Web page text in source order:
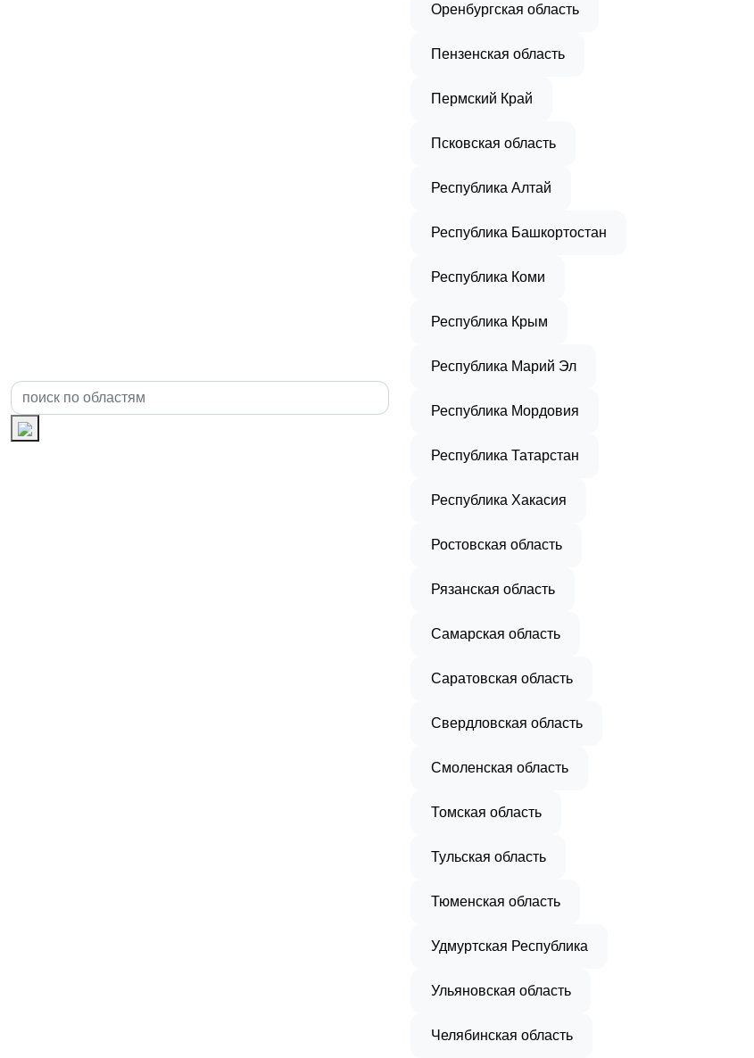
Оренбургская область
Пензенская область
Пермский Край
Псковская область
Республика Алтай
Республика Башкортостан
Республика Коми
Республика Крым
Республика Марий Эл
Республика Мордовия
Республика Татарстан
Республика Хакасия
Ростовская область
Рязанская область
Самарская область
Саратовская область
Свердловская область
Смоленская область
Томская область
Тульская область
Тюменская область
Удмуртская Республика
Ульяновская область
Челябинская область